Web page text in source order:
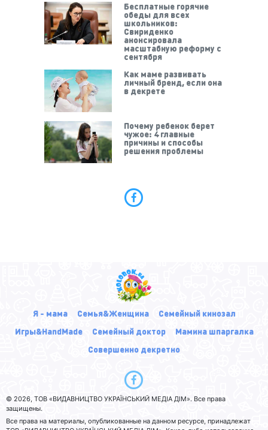
Бесплатные горячие
обеды для всех
школьников:
Свириденко
анонсировала
масштабную реформу с
сентября
Как маме развивать
личный бренд, если она
в декрете
Почему ребенок берет
чужое: 4 главные
причины и способы
решения проблемы
Я - мама Семья&Женщина
Семейный кинозал
Игры&HandMade
Семейный доктор
Мамина шпаргалка
Совершенно декретно
© 2026, ТОВ «ВИДАВНИЦТВО УКРАЇНСЬКИЙ МЕДІА ДІМ». Все права
защищены.
Все права на материалы, опубликованные на данном ресурсе, принадлежат